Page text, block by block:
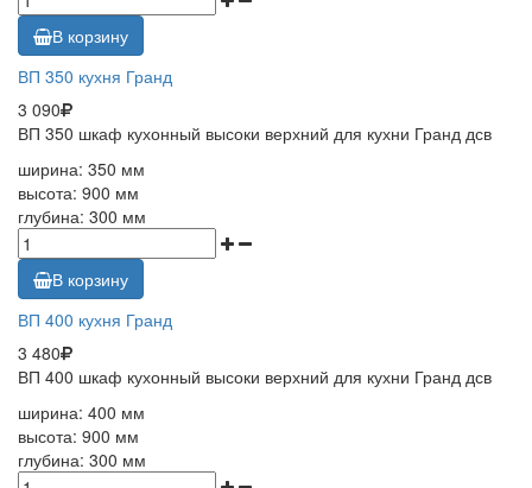
В корзину
ВП 350 кухня Гранд
3 090
ВП 350 шкаф кухонный высоки верхний для кухни Гранд дсв
ширина: 350 мм
высота: 900 мм
глубина: 300 мм
В корзину
ВП 400 кухня Гранд
3 480
ВП 400 шкаф кухонный высоки верхний для кухни Гранд дсв
ширина: 400 мм
высота: 900 мм
глубина: 300 мм